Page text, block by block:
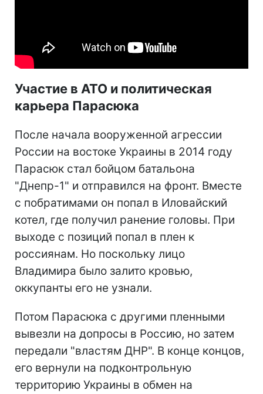
Участие в АТО и политическая
карьера Парасюка
После начала вооруженной агрессии
России на востоке Украины в 2014 году
Парасюк стал бойцом батальона
"Днепр-1" и отправился на фронт. Вместе
с побратимами он попал в Иловайский
котел, где получил ранение головы. При
выходе с позиций попал в плен к
россиянам. Но поскольку лицо
Владимира было залито кровью,
оккупанты его не узнали.
Потом Парасюка с другими пленными
вывезли на допросы в Россию, но затем
передали "властям ДНР". В конце концов,
его вернули на подконтрольную
территорию Украины в обмен на